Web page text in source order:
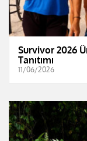
Survivor 2026
Tanıtımı
11/06/2026